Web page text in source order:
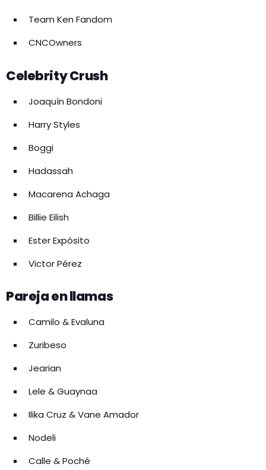
Team Ken Fandom
CNCOwners
Celebrity Crush
Joaquín Bondoni
Harry Styles
Boggi
Hadassah
Macarena Achaga
Billie Eilish
Ester Expósito
Victor Pérez
Pareja en llamas
Camilo & Evaluna
Zuribeso
Jearian
Lele & Guaynaa
Ilika Cruz & Vane Amador
Nodeli
Calle & Poché